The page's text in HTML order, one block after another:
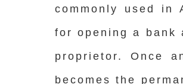
commonly used in
for opening a bank
proprietor. Once
becomes the